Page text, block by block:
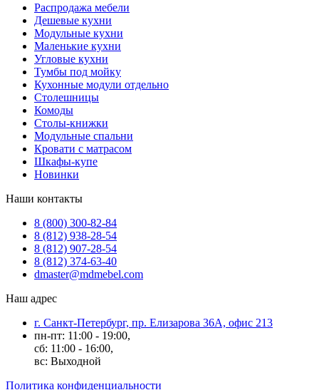
Распродажа мебели
Дешевые кухни
Модульные кухни
Маленькие кухни
Угловые кухни
Тумбы под мойку
Кухонные модули отдельно
Столешницы
Комоды
Столы-книжки
Модульные спальни
Кровати с матрасом
Шкафы-купе
Новинки
Наши контакты
8 (800) 300-82-84
8 (812) 938-28-54
8 (812) 907-28-54
8 (812) 374-63-40
dmaster@mdmebel.com
Наш адрес
г. Санкт-Петербург, пр. Елизарова 36А, офис 213
пн-пт: 11:00 - 19:00,
сб: 11:00 - 16:00,
вс: Выходной
Политика конфиденциальности